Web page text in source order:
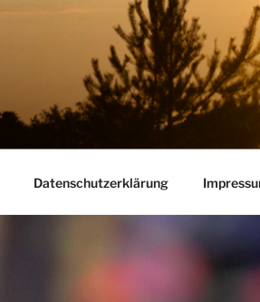
Datenschutzerklärung